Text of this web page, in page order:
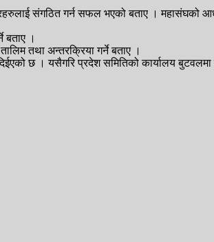
संगठित गर्न सफल भएको बताए । महासंघको
बताए ।
तथा अन्तरक्रिया गर्ने बताए ।
छ । यसैगरि प्रदेश समितिको कार्यालय बुटवलमा